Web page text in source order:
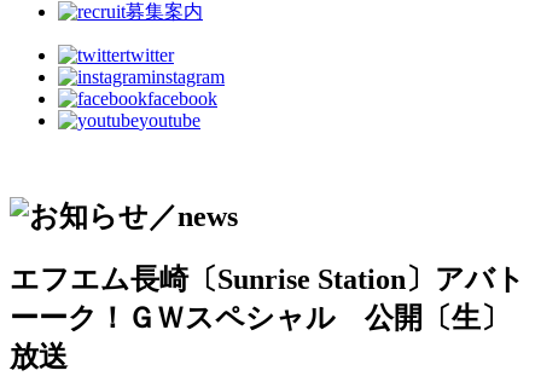
募集案内
twitter
instagram
facebook
youtube
エフエム長崎〔Sunrise Station〕アバト
ーーク！ＧＷスペシャル 公開〔生〕
放送